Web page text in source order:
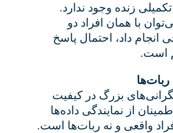
زنده وجود ندارد.
با همان افراد دو
انجام داد، احتمال پاسخ
است.
ربات‌ها
بزرگ در کیفیت
از نمایندگی داده‌ها
واقعی و نه ربات‌ها است.